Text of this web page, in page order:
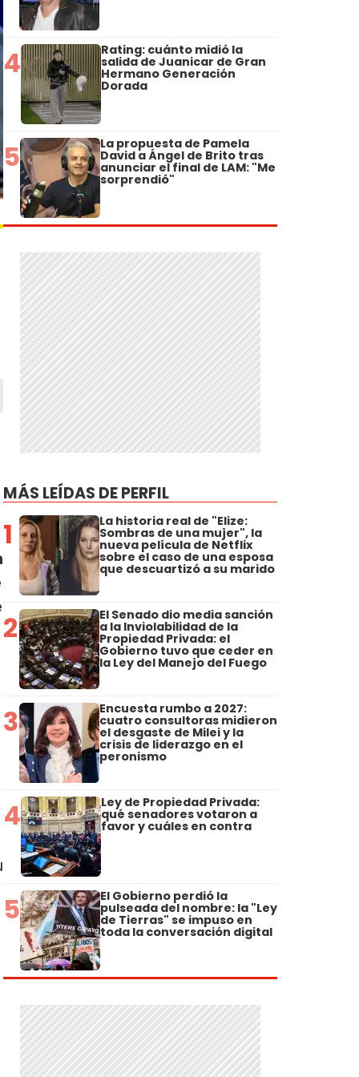
4 Rating: cuánto midió la
salida de Juanicar de Gran
Hermano Generación
Dorada
5 La propuesta de Pamela
David a Ángel de Brito tras
anunciar el final de LAM: "Me
sorprendió"
MÁS LEÍDAS DE PERFIL
1 La historia real de "Elize:
Sombras de una mujer", la
nueva película de Netflix
sobre el caso de una esposa
que descuartizó a su marido
2 El Senado dio media sanción
a la Inviolabilidad de la
Propiedad Privada: el
Gobierno tuvo que ceder en
la Ley del Manejo del Fuego
3 Encuesta rumbo a 2027:
cuatro consultoras midieron
el desgaste de Milei y la
crisis de liderazgo en el
peronismo
4 Ley de Propiedad Privada:
qué senadores votaron a
favor y cuáles en contra
5 El Gobierno perdió la
pulseada del nombre: la "Ley
de Tierras" se impuso en
toda la conversación digital